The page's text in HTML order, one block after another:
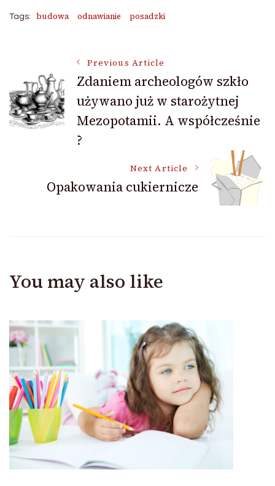
Tags: budowa odnawianie posadzki
Post
Navigation
Previous Article
Zdaniem archeologów szkło
używano już w starożytnej
Mezopotamii. A współcześnie
?
Next Article
Opakowania cukiernicze
You may also like